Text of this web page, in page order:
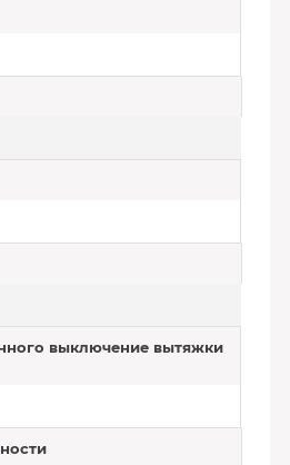
выключение вытяжки